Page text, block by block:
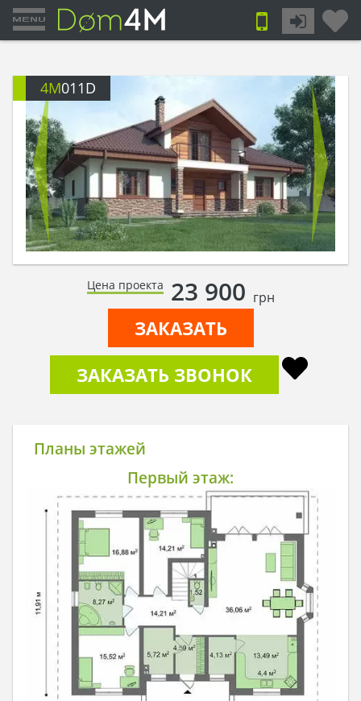
4M011D
Цена проекта 23 900 грн
ЗАКАЗАТЬ
ЗАКАЗАТЬ ЗВОНОК
Планы этажей
Первый этаж: